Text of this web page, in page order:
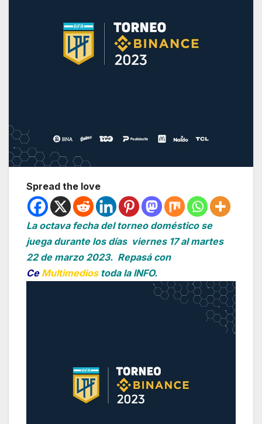
Spread the love
La octava fecha del torneo doméstico se
juega durante los días viernes 17 al martes
22 de marzo 2023. Repasá con
Ce Multimediostoda la INFO.